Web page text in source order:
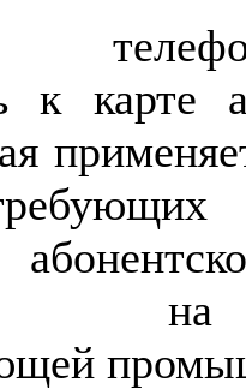
к карте
на